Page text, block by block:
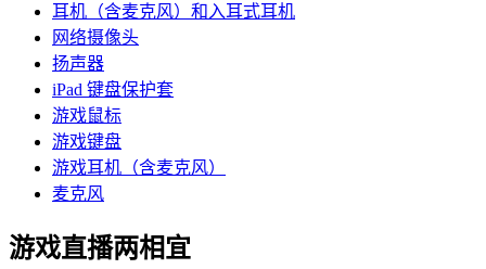
耳机（含麦克风）和入耳式耳机
网络摄像头
扬声器
iPad 键盘保护套
游戏鼠标
游戏键盘
游戏耳机（含麦克风）
麦克风
游戏直播两相宜